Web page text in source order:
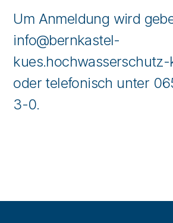
Um Anmeldung wird
info@bernkastel-
oder telefonisch unter
3-0.